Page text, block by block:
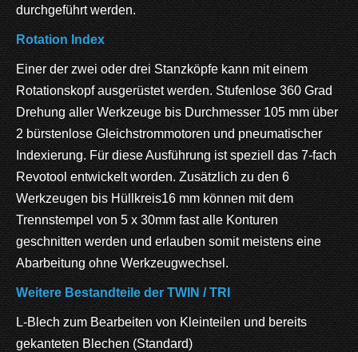
durchgeführt werden.
Rotation Index
Einer der zwei oder drei Stanzköpfe kann mit einem
Rotationskopf ausgerüstet werden. Stufenlose 360 Grad
Drehung aller Werkzeuge bis Durchmesser 105 mm über
2 bürstenlose Gleichstrommotoren und pneumatischer
Indexierung. Für diese Ausführung ist speziell das 7-fach
Revotool entwickelt worden. Zusätzlich zu den 6
Werkzeugen bis Hüllkreis16 mm können mit dem
Trennstempel von 5 x 30mm fast alle Konturen
geschnitten werden und erlauben somit meistens eine
Abarbeitung ohne Werkzeugwechsel.
Weitere Bestandteile der TWIN / TRI
L-Blech zum Bearbeiten von Kleinteilen und bereits
gekanteten Blechen (Standard)